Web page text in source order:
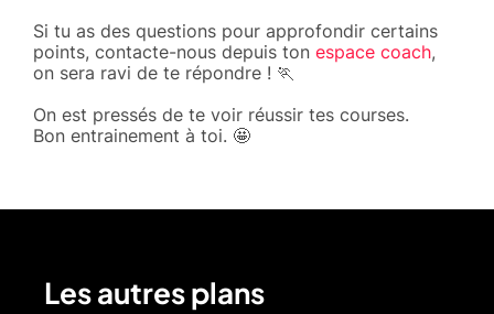
Si tu as des questions pour approfondir certains
points, contacte-nous depuis ton espace coach,
on sera ravi de te répondre ! 🏃
On est pressés de te voir réussir tes courses.
Bon entrainement à toi. 🤩
Les autres plans